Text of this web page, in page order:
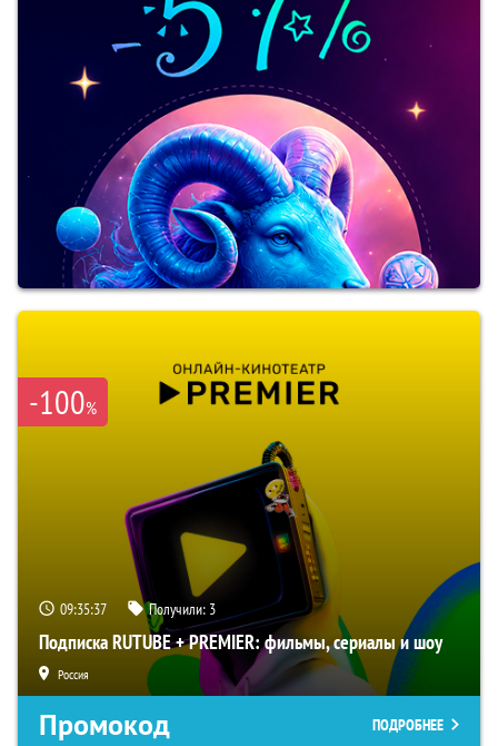
-100%
09:35:36 Получили: 3
Подписка RUTUBE + PREMIER: фильмы, сериалы и шоу
Россия
Промокод ПОДРОБНЕЕ